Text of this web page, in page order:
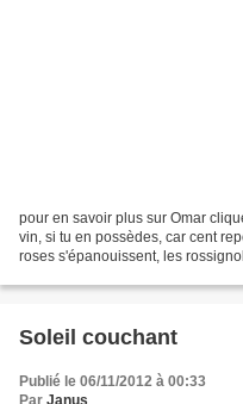
pour en savoir plus sur Omar
vin, si tu en possèdes, car cent
roses s'épanouissent, les
Soleil couchant
Publié le 06/11/2012 à 00:33
Par Janus